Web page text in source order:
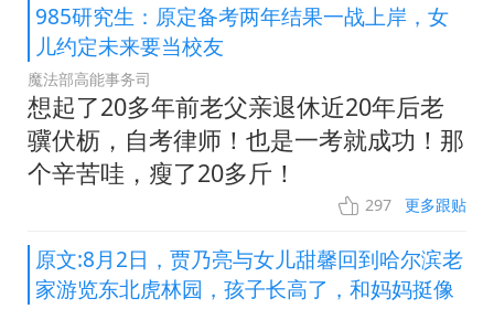
985研究生：原定备考两年结果一战上岸，女
儿约定未来要当校友
魔法部高能事务司
想起了20多年前老父亲退休近20年后老
骥伏枥，自考律师！也是一考就成功！那
个辛苦哇，瘦了20多斤！
297 更多跟贴
原文:8月2日，贾乃亮与女儿甜馨回到哈尔滨老
家游览东北虎林园，孩子长高了，和妈妈挺像